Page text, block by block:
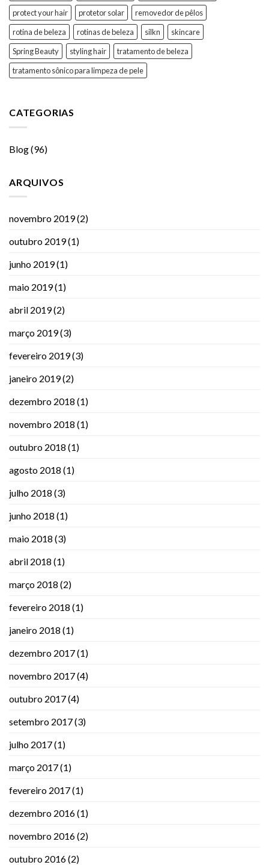
protect your hair protetor solar
removedor de pêlos
rotina de beleza
rotinas de beleza silkn
skincare
Spring Beauty
styling hair
tratamento de beleza
tratamento sônico para limpeza de pele
CATEGORIAS
Blog(96)
ARQUIVOS
novembro 2019(2)
outubro 2019(1)
junho 2019(1)
maio 2019(1)
abril 2019(2)
março 2019(3)
fevereiro 2019(3)
janeiro 2019(2)
dezembro 2018 (1)
novembro 2018 (1)
outubro 2018 (1)
agosto 2018 (1)
julho 2018 (3)
junho 2018 (1)
maio 2018 (3)
abril 2018 (1)
março 2018 (2)
fevereiro 2018 (1)
janeiro 2018 (1)
dezembro 2017(1)
novembro 2017(4)
outubro 2017(4)
setembro 2017(3)
julho 2017(1)
março 2017(1)
fevereiro 2017(1)
dezembro 2016(1)
novembro 2016(2)
outubro 2016(2)